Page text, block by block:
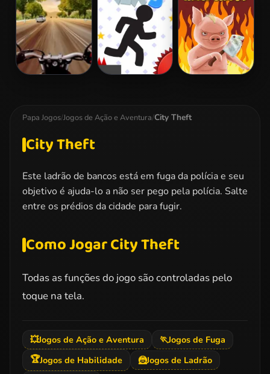
Papa Jogos/Jogos de Ação e Aventura/City Theft
City Theft
Este ladrão de bancos está em fuga da polícia e seu
objetivo é ajuda-lo a não ser pego pela polícia. Salte
entre os prédios da cidade para fugir.
Como Jogar City Theft
Todas as funções do jogo são controladas pelo
toque na tela.
💥Jogos de Ação e Aventura 🏃Jogos de Fuga
🏆Jogos de Habilidade 🦹Jogos de Ladrão